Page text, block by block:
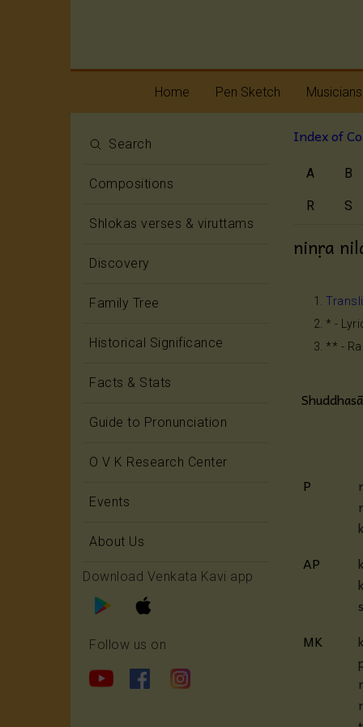
Home Pen Sketch
Melody
Rhythm
Search
Compositions
Shlokas verses & viruttams
Discovery
Family Tree
Historical Significance
Facts & Stats
Guide to Pronunciation
O V K Research Center
Events
About Us
Download Venkata Kavi app
Follow us on
Index of
A B
R S
ninṛa
* -
** -
P
AP
MK